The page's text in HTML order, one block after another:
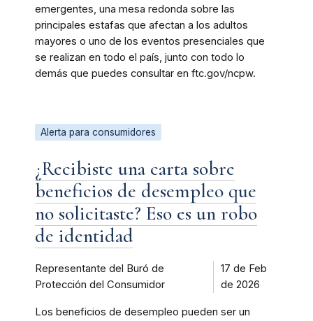
emergentes, una mesa redonda sobre las
principales estafas que afectan a los adultos
mayores o uno de los eventos presenciales que
se realizan en todo el país, junto con todo lo
demás que puedes consultar en ftc.gov/ncpw.
Alerta para consumidores
¿Recibiste una carta sobre
beneficios de desempleo que
no solicitaste? Eso es un robo
de identidad
Representante del Buró de
Protección del Consumidor
17 de Feb
de 2026
Los beneficios de desempleo pueden ser un